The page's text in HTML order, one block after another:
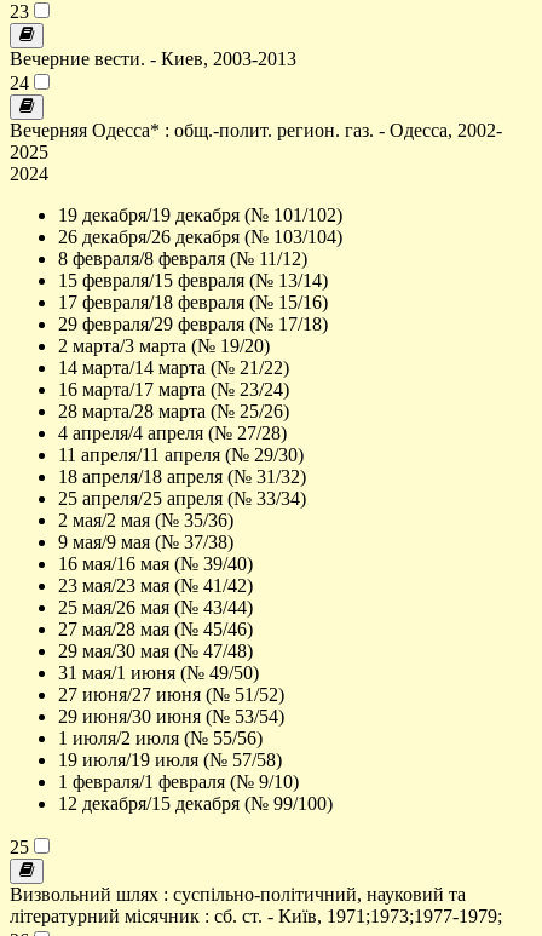
23
Вечерние вести. - Киев, 2003-2013
24
Вечерняя Одесса* : общ.-полит. регион. газ. - Одесса, 2002-
2025
2024
19 декабря/19 декабря (№ 101/102)
26 декабря/26 декабря (№ 103/104)
8 февраля/8 февраля (№ 11/12)
15 февраля/15 февраля (№ 13/14)
17 февраля/18 февраля (№ 15/16)
29 февраля/29 февраля (№ 17/18)
2 марта/3 марта (№ 19/20)
14 марта/14 марта (№ 21/22)
16 марта/17 марта (№ 23/24)
28 марта/28 марта (№ 25/26)
4 апреля/4 апреля (№ 27/28)
11 апреля/11 апреля (№ 29/30)
18 апреля/18 апреля (№ 31/32)
25 апреля/25 апреля (№ 33/34)
2 мая/2 мая (№ 35/36)
9 мая/9 мая (№ 37/38)
16 мая/16 мая (№ 39/40)
23 мая/23 мая (№ 41/42)
25 мая/26 мая (№ 43/44)
27 мая/28 мая (№ 45/46)
29 мая/30 мая (№ 47/48)
31 мая/1 июня (№ 49/50)
27 июня/27 июня (№ 51/52)
29 июня/30 июня (№ 53/54)
1 июля/2 июля (№ 55/56)
19 июля/19 июля (№ 57/58)
1 февраля/1 февраля (№ 9/10)
12 декабря/15 декабря (№ 99/100)
25
Визвольний шлях : суспільно-політичний, науковий та
літературний місячник : сб. ст. - Київ, 1971;1973;1977-1979;